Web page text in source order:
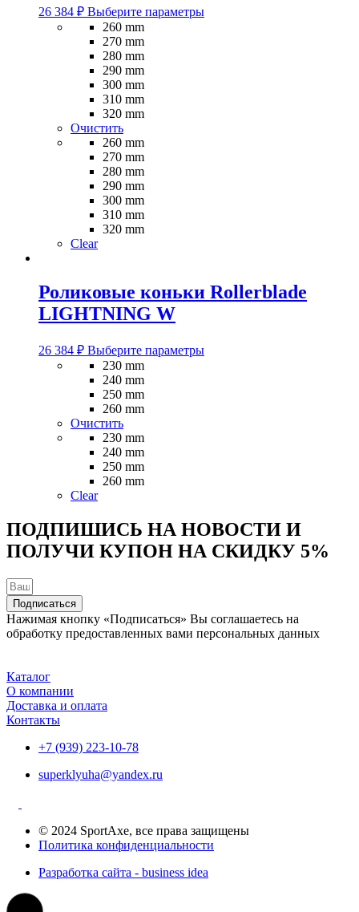
26 384 ₽ Выберите параметрыЭтот
260 mm
270 mm
280 mm
290 mm
300 mm
310 mm
320 mm
Очистить
260 mm
270 mm
280 mm
290 mm
300 mm
310 mm
320 mm
Clear
Роликовые коньки Rollerblade
LIGHTNING W
26 384 ₽ Выберите параметрыЭтот
230 mm
240 mm
250 mm
260 mm
Очистить
230 mm
240 mm
250 mm
260 mm
Clear
ПОДПИШИСЬ НА НОВОСТИ И
ПОЛУЧИ КУПОН НА СКИДКУ 5%
Подписаться
Нажимая кнопку «Подписаться» Вы соглашаетесь на
обработку предоставленных вами персональных данных
Каталог
О компании
Доставка и оплата
Контакты
+7 (939) 223-10-78
superklyuha@yandex.ru
© 2024 SportAxe, все права защищены
Политика конфиденциальности
Разработка сайта - business idea